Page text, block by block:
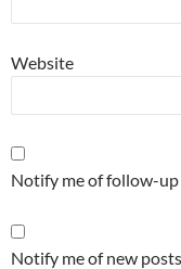
Website
Notify me of follow-up
Notify me of new